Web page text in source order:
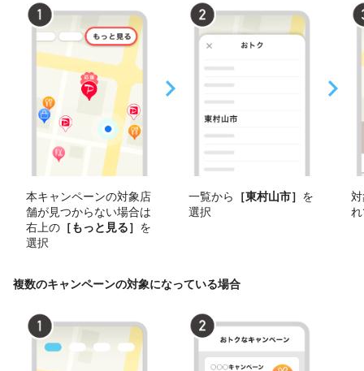
本キャンペーンの対象店
舗が見つからない場合は
右上の ［もっと見る］ を
選択
一覧から ［東村山市］ を
選択
複数のキャンペーンの対象になっている場合